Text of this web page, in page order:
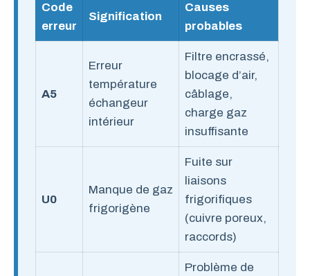
Code
erreur
Signification
Causes
probables
A5
Erreur
température
échangeur
intérieur
Filtre encrassé,
blocage d’air,
câblage,
charge gaz
insuffisante
U0
Manque de gaz
frigorigène
Fuite sur
liaisons
frigorifiques
(cuivre poreux,
raccords)
Problème de